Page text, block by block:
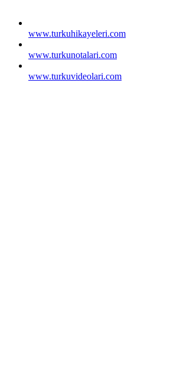
www.turkuhikayeleri.com
www.turkunotalari.com
www.turkuvideolari.com